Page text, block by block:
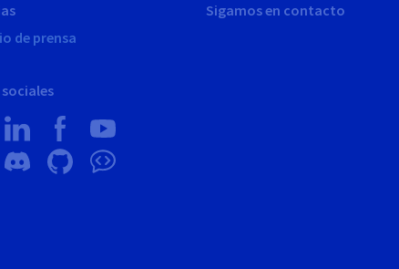
de prensa
sociales
Sigamos en contacto